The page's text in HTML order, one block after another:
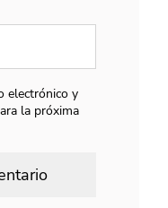
electrónico y
la próxima